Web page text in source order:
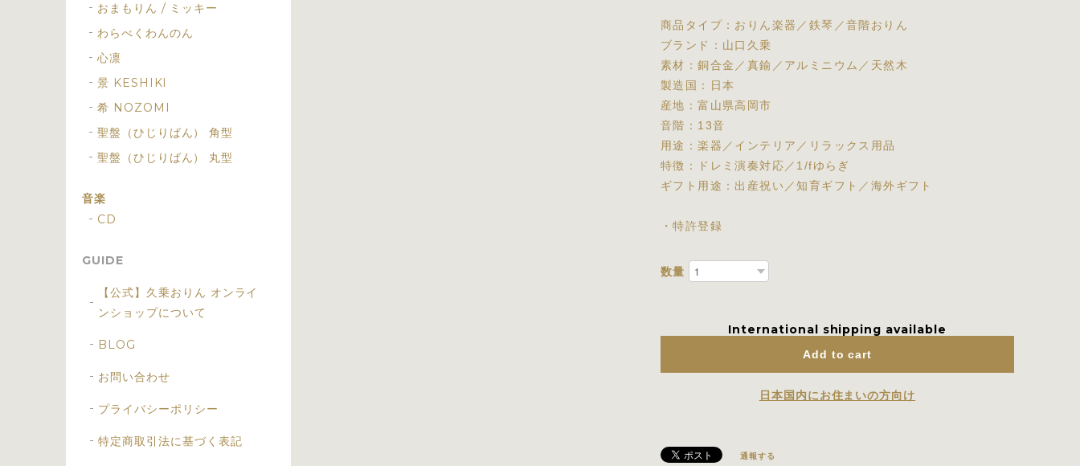
商品タイプ：おりん楽器／鉄琴／音階おりん
ブランド：山口久乗
素材：銅合金／真鍮／アルミニウム／天然木
製造国：日本
産地：富山県高岡市
音階：13音
用途：楽器／インテリア／リラックス用品
特徴：ドレミ演奏対応／1/fゆらぎ
ギフト用途：出産祝い／知育ギフト／海外ギフト
・特許登録
数量
International shipping available
Add to cart
日本国内にお住まいの方向け
通報する
おまもりん / ミッキー
わらべくわんのん
心凛
景 KESHIKI
希 NOZOMI
聖盤（ひじりばん） 角型
聖盤（ひじりばん） 丸型
音楽
CD
GUIDE
【公式】久乗おりん オンライ
ンショップについて
BLOG
お問い合わせ
プライバシーポリシー
特定商取引法に基づく表記